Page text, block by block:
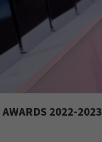
2022-2023